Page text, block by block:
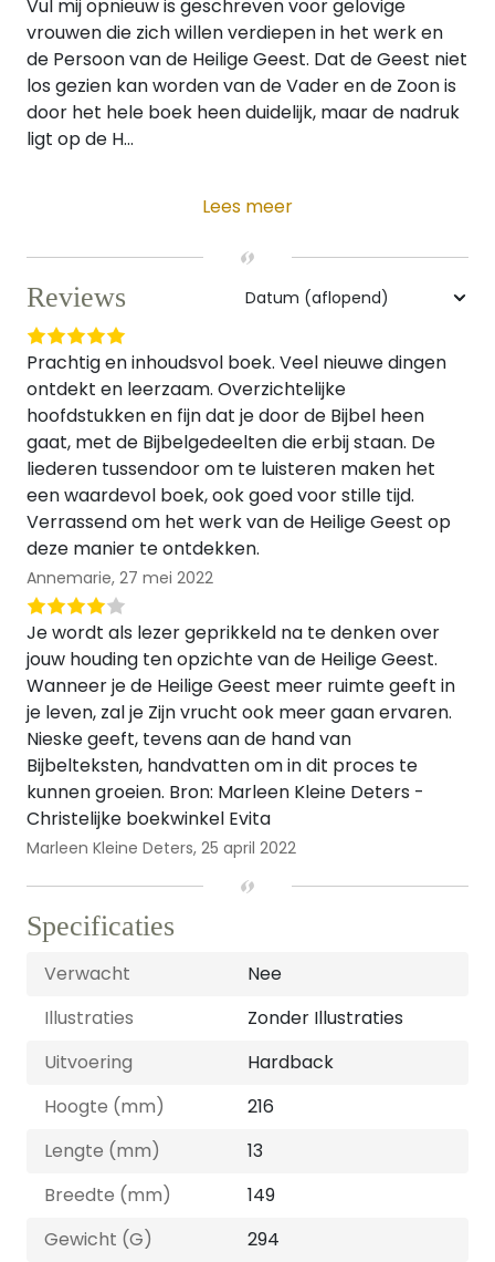
Vul mij opnieuw is geschreven voor gelovige
vrouwen die zich willen verdiepen in het werk en
de Persoon van de Heilige Geest. Dat de Geest niet
los gezien kan worden van de Vader en de Zoon is
door het hele boek heen duidelijk, maar de nadruk
ligt op de H...
Lees meer
Reviews
Prachtig en inhoudsvol boek. Veel nieuwe dingen
ontdekt en leerzaam. Overzichtelijke
hoofdstukken en fijn dat je door de Bijbel heen
gaat, met de Bijbelgedeelten die erbij staan. De
liederen tussendoor om te luisteren maken het
een waardevol boek, ook goed voor stille tijd.
Verrassend om het werk van de Heilige Geest op
deze manier te ontdekken.
Annemarie, 27 mei 2022
Je wordt als lezer geprikkeld na te denken over
jouw houding ten opzichte van de Heilige Geest.
Wanneer je de Heilige Geest meer ruimte geeft in
je leven, zal je Zijn vrucht ook meer gaan ervaren.
Nieske geeft, tevens aan de hand van
Bijbelteksten, handvatten om in dit proces te
kunnen groeien. Bron: Marleen Kleine Deters -
Christelijke boekwinkel Evita
Marleen Kleine Deters, 25 april 2022
Specificaties
Verwacht
Nee
Illustraties
Zonder Illustraties
Uitvoering
Hardback
Hoogte (mm)
216
Lengte (mm)
13
Breedte (mm)
149
Gewicht (G)
294